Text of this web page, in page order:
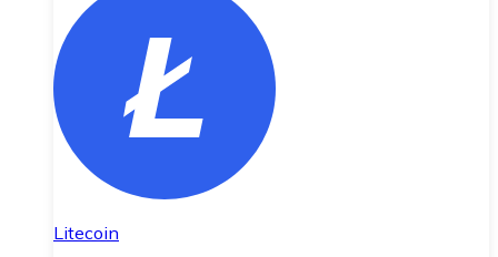
Litecoin